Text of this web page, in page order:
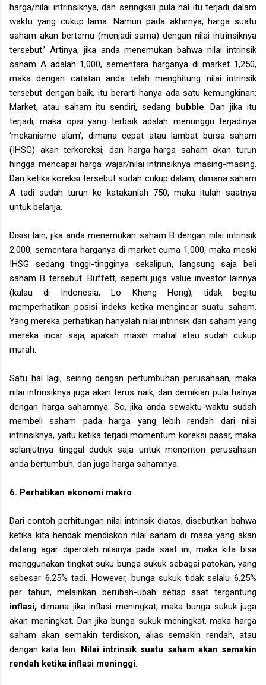
harga/nilai intrinsiknya, dan seringkali pula hal itu terjadi dalam
waktu yang cukup lama. Namun pada akhirnya, harga suatu
saham akan bertemu (menjadi sama) dengan nilai intrinsiknya
tersebut.’ Artinya, jika anda menemukan bahwa nilai intrinsik
saham A adalah 1,000, sementara harganya di market 1,250,
maka dengan catatan anda telah menghitung nilai intrinsik
tersebut dengan baik, itu berarti hanya ada satu kemungkinan:
Market, atau saham itu sendiri, sedang bubble . Dan jika itu
terjadi, maka opsi yang terbaik adalah menunggu terjadinya
‘mekanisme alam’, dimana cepat atau lambat bursa saham
(IHSG) akan terkoreksi, dan harga-harga saham akan turun
hingga mencapai harga wajar/nilai intrinsiknya masing-masing.
Dan ketika koreksi tersebut sudah cukup dalam, dimana saham
A tadi sudah turun ke katakanlah 750, maka itulah saatnya
untuk belanja.
Disisi lain, jika anda menemukan saham B dengan nilai intrinsik
2,000, sementara harganya di market cuma 1,000, maka meski
IHSG sedang tinggi-tingginya sekalipun, langsung saja beli
saham B tersebut. Buffett, seperti juga value investor lainnya
(kalau di Indonesia, Lo Kheng Hong), tidak begitu
memperhatikan posisi indeks ketika mengincar suatu saham.
Yang mereka perhatikan hanyalah nilai intrinsik dari saham yang
mereka incar saja, apakah masih mahal atau sudah cukup
murah.
Satu hal lagi, seiring dengan pertumbuhan perusahaan, maka
nilai intrinsiknya juga akan terus naik, dan demikian pula halnya
dengan harga sahamnya. So, jika anda sewaktu-waktu sudah
membeli saham pada harga yang lebih rendah dari nilai
intrinsiknya, yaitu ketika terjadi momentum koreksi pasar, maka
selanjutnya tinggal duduk saja untuk menonton perusahaan
anda bertumbuh, dan juga harga sahamnya.
6. Perhatikan ekonomi makro
Dari contoh perhitungan nilai intrinsik diatas, disebutkan bahwa
ketika kita hendak mendiskon nilai saham di masa yang akan
datang agar diperoleh nilainya pada saat ini, maka kita bisa
menggunakan tingkat suku bunga sukuk sebagai patokan, yang
sebesar 6.25% tadi. However, bunga sukuk tidak selalu 6.25%
per tahun, melainkan berubah-ubah setiap saat tergantung
inflasi,dimana jika inflasi meningkat, maka bunga sukuk juga
akan meningkat. Dan jika bunga sukuk meningkat, maka harga
saham akan semakin terdiskon, alias semakin rendah, atau
dengan kata lain: Nilai intrinsik suatu saham akan semakin
rendah ketika inflasi meninggi